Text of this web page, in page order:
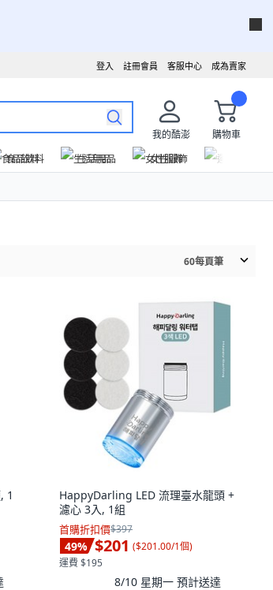
成為賣家
客服中心
註冊會員
登入
我的酷澎
購物車
食品飲料 生活用品 女性服飾
60每頁筆
1
HappyDarling LED 流理臺水龍頭 +
濾心 3入, 1組
首購折扣價$397
49% $201 ($201.00/1個)
運費 $195
8/10 星期一 預計送達